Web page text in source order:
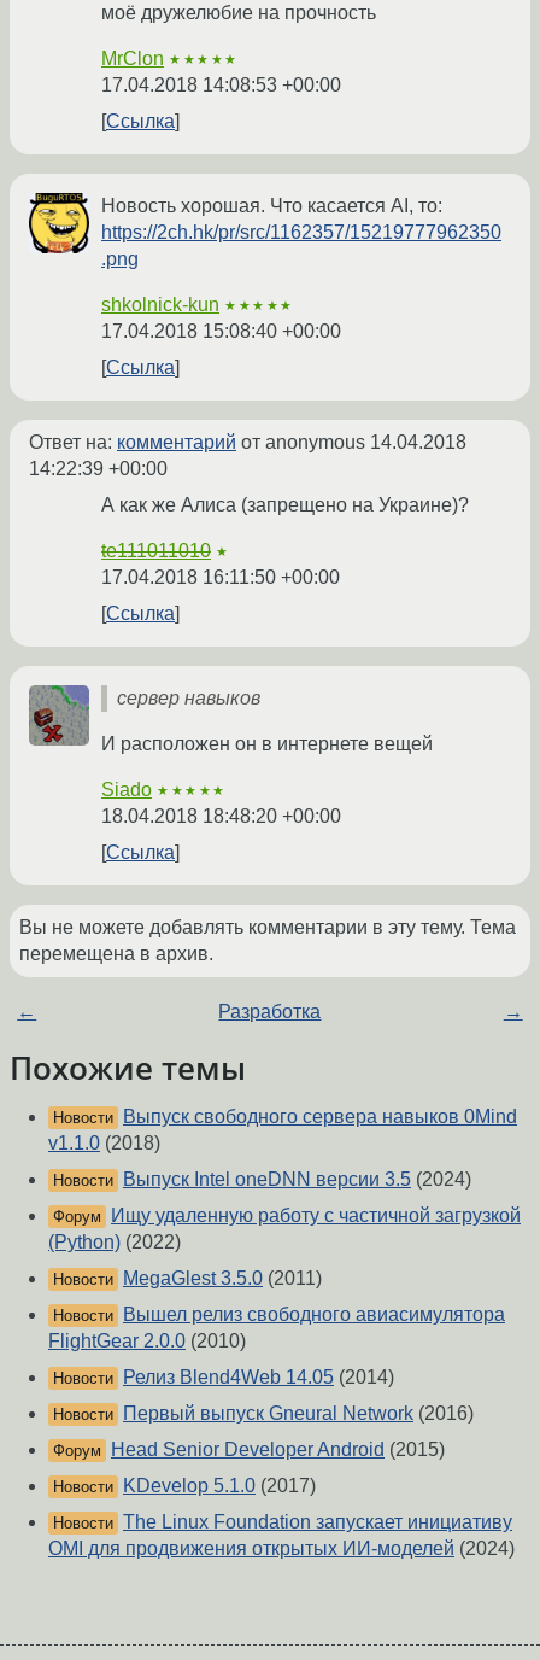
моё дружелюбие на прочность
MrClon ★★★★★
17.04.2018 14:08:53 +00:00
Ссылка
Новость хорошая. Что касается AI, то:
https://2ch.hk/pr/src/1162357/15219777962350
.png
shkolnick-kun ★★★★★
17.04.2018 15:08:40 +00:00
Ссылка
Ответ на: комментарий от anonymous 14.04.2018
14:22:39 +00:00
А как же Алиса (запрещено на Украине)?
te111011010 ★
17.04.2018 16:11:50 +00:00
Ссылка
сервер навыков
И расположен он в интернете вещей
Siado ★★★★★
18.04.2018 18:48:20 +00:00
Ссылка
Вы не можете добавлять комментарии в эту тему. Тема
перемещена в архив.
← Разработка →
Похожие темы
Новости
Выпуск свободного сервера навыков 0Mind
v1.1.0 (2018)
Новости Выпуск Intel oneDNN версии 3.5 (2024)
Форум
Ищу удаленную работу с частичной загрузкой
(Python) (2022)
Новости MegaGlest 3.5.0 (2011)
Новости
Вышел релиз свободного авиасимулятора
FlightGear 2.0.0 (2010)
Новости Релиз Blend4Web 14.05 (2014)
Новости Первый выпуск Gneural Network (2016)
Форум Head Senior Developer Android (2015)
Новости KDevelop 5.1.0 (2017)
Новости The Linux Foundation запускает инициативу
OMI для продвижения открытых ИИ-моделей (2024)